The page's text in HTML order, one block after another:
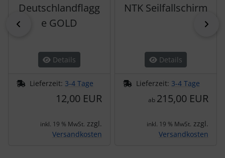
zurück
Deutschlandflagg
e GOLD
Details
Lieferzeit: 3-4 Tage
12,00 EUR
inkl. 19 % MwSt. zzgl.
Versandkosten
NTK Seilfallschirm
Details
Lieferzeit: 3-4 Tage
ab 215,00 EUR
inkl. 19 % MwSt. zzgl.
Versandkosten